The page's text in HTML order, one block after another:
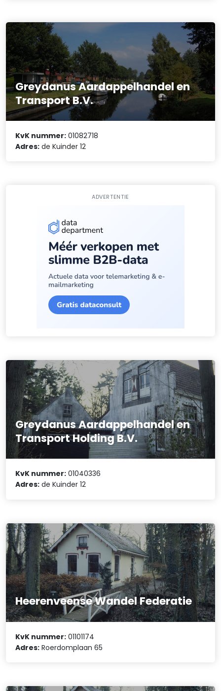
Greydanus Aardappelhandel en
Transport B.V.
KvK nummer: 01082718
Adres: de Kuinder 12
ADVERTENTIE
Greydanus Aardappelhandel en
Transport Holding B.V.
KvK nummer: 01040336
Adres: de Kuinder 12
Heerenveense Wandel Federatie
KvK nummer: 01101174
Adres: Roerdomplaan 65